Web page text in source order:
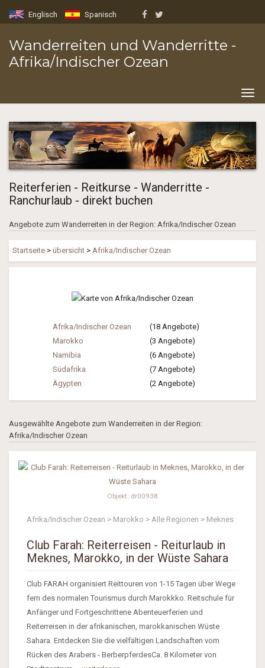
Englisch Spanisch
Wanderreiten und Wanderritte -
Afrika/Indischer Ozean
Reiterferien - Reitkurse - Wanderritte -
Ranchurlaub - direkt buchen
Angebote zum Wanderreiten in der Region: Afrika/Indischer Ozean
Startseite > übersicht > Afrika/Indischer Ozean
Afrika/Indischer Ozean
(18 Angebote)
Marokko
(3 Angebote)
Namibia
(6 Angebote)
Südafrika
(7 Angebote)
Ägypten
(2 Angebote)
Ausgewählte Angebote zum Wanderreiten in der Region:
Afrika/Indischer Ozean
Objekt: dr00938
Afrika/Indischer Ozean > Marokko > Alle Regionen > Meknes
Club Farah: Reiterreisen - Reiturlaub in
Meknes, Marokko, in der Wüste Sahara
Club FARAH organisiert Reittouren von 1-15 Tagen über Wege
fern des normalen Tourismus durch Marokkko. Reitschule für
Anfänger und Fortgeschrittene Abenteuerferien und
Reiterreisen in der afrikanischen, marokkanischen Wüste
Sahara. Entdecken Sie die vielfältigen Landschaften vom
Rücken des Arabers - BerberpferdesCa. 8 Kilometer von